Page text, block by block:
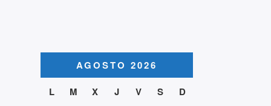
AGOSTO 2026
L
M X J V S D